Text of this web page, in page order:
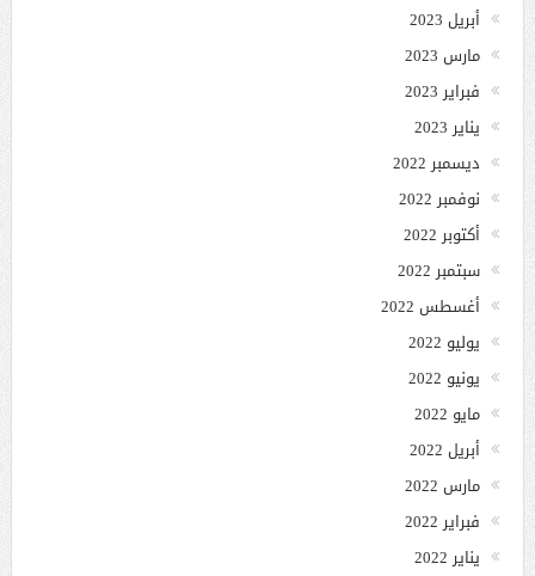
أبريل 2023
مارس 2023
فبراير 2023
يناير 2023
ديسمبر 2022
نوفمبر 2022
أكتوبر 2022
سبتمبر 2022
أغسطس 2022
يوليو 2022
يونيو 2022
مايو 2022
أبريل 2022
مارس 2022
فبراير 2022
يناير 2022